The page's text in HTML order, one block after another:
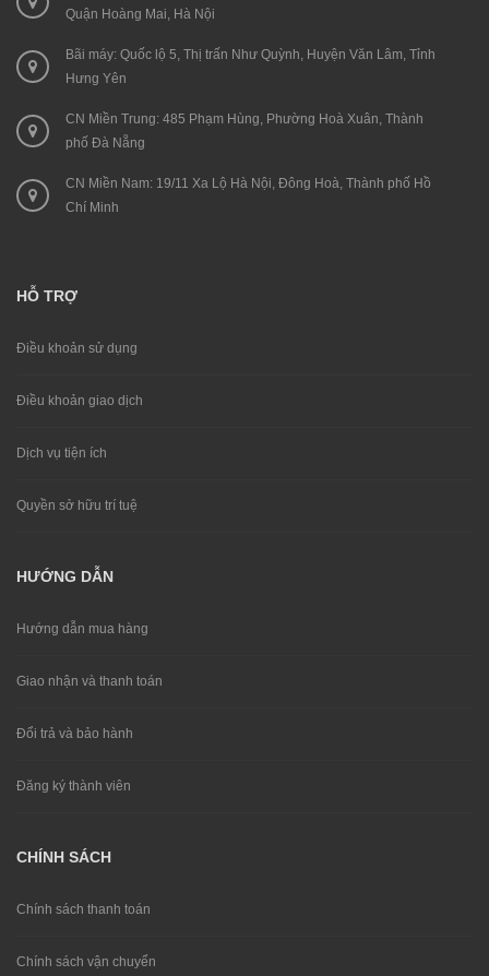
Quận Hoàng Mai, Hà Nội
Bãi máy: Quốc lộ 5, Thị trấn Như Quỳnh, Huyện Văn Lâm, Tỉnh
Hưng Yên
CN Miền Trung: 485 Phạm Hùng, Phường Hoà Xuân, Thành
phố Đà Nẵng
CN Miền Nam: 19/11 Xa Lộ Hà Nội, Đông Hoà, Thành phố Hồ
Chí Minh
HỖ TRỢ
Điều khoản sử dụng
Điều khoản giao dịch
Dịch vụ tiện ích
Quyền sở hữu trí tuệ
HƯỚNG DẪN
Hướng dẫn mua hàng
Giao nhận và thanh toán
Đổi trả và bảo hành
Đăng ký thành viên
CHÍNH SÁCH
Chính sách thanh toán
Chính sách vận chuyển